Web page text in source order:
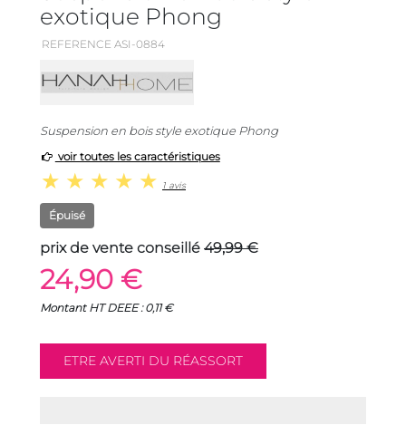
exotique Phong
REFERENCE ASI-0884
Suspension en bois style exotique Phong
voir toutes les caractéristiques
1 avis
Épuisé
prix de vente conseillé 49,99 €
24,90 €
Montant HT DEEE : 0,11 €